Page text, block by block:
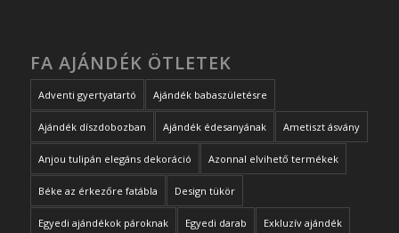
FA AJÁNDÉK ÖTLETEK
Adventi gyertyatartó Ajándék babaszületésre
Ajándék díszdobozban Ajándék édesanyának Ametiszt ásvány
Anjou tulipán elegáns dekoráció Azonnal elvihető termékek
Béke az érkezőre fatábla Design tükör
Egyedi ajándékok pároknak Egyedi darab Exkluzív ajándék